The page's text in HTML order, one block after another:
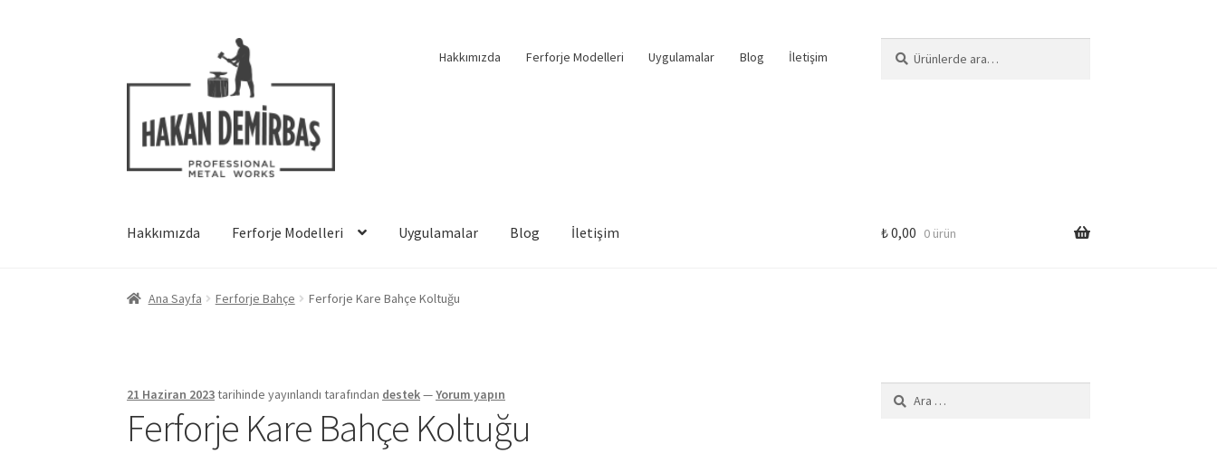
Hakkımızda Ferforje Modelleri Uygulamalar Blog İletişim
Hakkımızda Ferforje Modelleri Uygulamalar Blog İletişim ₺0,00 0 ürün
Ana Sayfa Ferforje Bahçe Ferforje Kare Bahçe Koltuğu
21 Haziran 2023tarihinde yayınlandı tarafından destek—Yorum yapın
Ferforje Kare Bahçe Koltuğu
Arama: